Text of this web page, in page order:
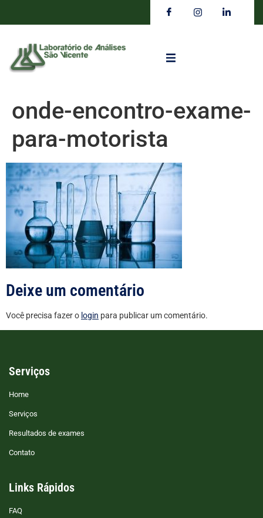
onde-encontro-exame-
para-motorista
Deixe um comentário
Você precisa fazer o login para publicar um comentário.
Serviços
Home
Serviços
Resultados de exames
Contato
Links Rápidos
FAQ